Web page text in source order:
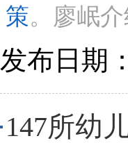
策。廖岷
发布日期：
147所幼